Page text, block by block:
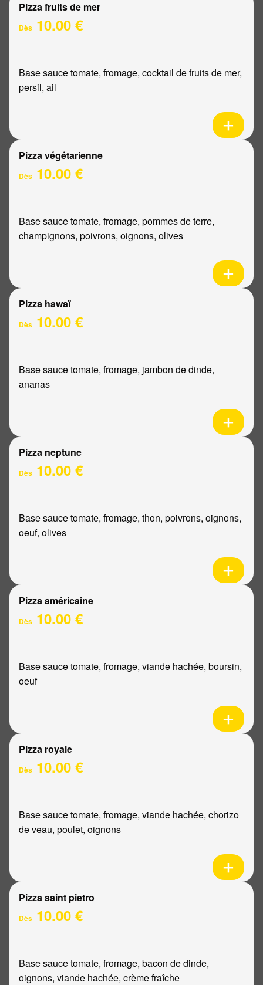
Pizza fruits de mer
Dès 10.00 €
Base sauce tomate, fromage, cocktail de fruits de mer,
persil, ail
Pizza végétarienne
Dès 10.00 €
Base sauce tomate, fromage, pommes de terre,
champignons, poivrons, oignons, olives
Pizza hawaï
Dès 10.00 €
Base sauce tomate, fromage, jambon de dinde,
ananas
Pizza neptune
Dès 10.00 €
Base sauce tomate, fromage, thon, poivrons, oignons,
oeuf, olives
Pizza américaine
Dès 10.00 €
Base sauce tomate, fromage, viande hachée, boursin,
oeuf
Pizza royale
Dès 10.00 €
Base sauce tomate, fromage, viande hachée, chorizo
de veau, poulet, oignons
Pizza saint pietro
Dès 10.00 €
Base sauce tomate, fromage, bacon de dinde,
oignons, viande hachée, crème fraîche